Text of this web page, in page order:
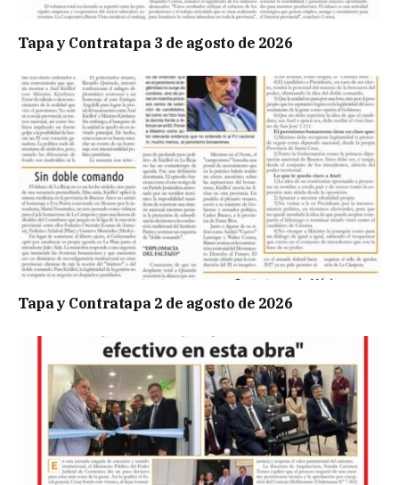
Tapa y Contratapa 3 de agosto de 2026
Tapa y Contratapa 2 de agosto de 2026